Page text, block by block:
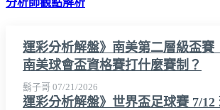
分析師觀點解析
運彩分析解盤》南美第二層級盃
南美球會盃資格賽打什麼賽制？
鬍子哥 07/21/2026
運彩分析解盤》世界盃足球賽 7/12